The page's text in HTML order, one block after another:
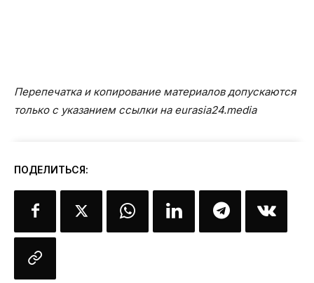
Перепечатка и копирование материалов допускаются
только с указанием ссылки на eurasia24.media
ПОДЕЛИТЬСЯ: